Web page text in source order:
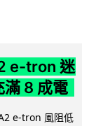
e-tron 迷
8 成電
e-tron 風阻低